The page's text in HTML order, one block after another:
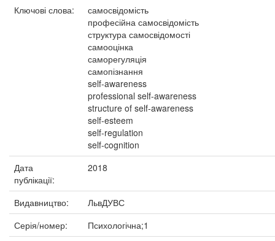
Ключові слова:
самосвідомість
професійна самосвідомість
структура самосвідомості
самооцінка
саморегуляція
самопізнання
self-awareness
professional self-awareness
structure of self-awareness
self-esteem
self-regulation
self-cognition
Дата
публікації:
2018
Видавництво:
ЛьвДУВС
Серія/номер:
Психологічна;1